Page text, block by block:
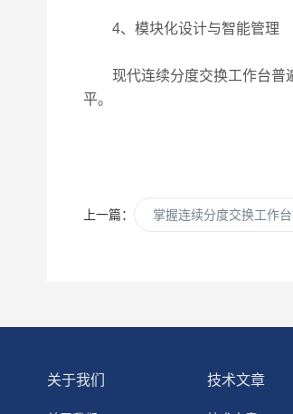
4、模块化设计与智能管理
现代连续分度交换工作台普遍
平。
上一篇： 掌握连续分度交换工作
关于我们 技术文章